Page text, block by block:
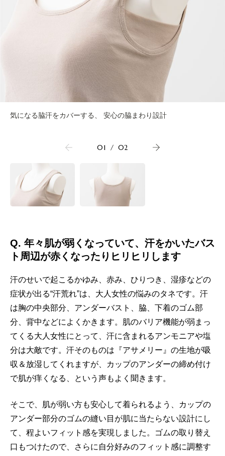
気になる脇汗をカバーする、 安心の脇まわり設計
01 / 02
Q. 年々肌が弱くなっていて、汗をかいたバス
ト周辺が赤くなったりヒリヒリします
汗のせいで起こるかゆみ、赤み、ひりつき、湿疹などの
症状が出る“汗荒れ”は、大人女性の悩みのタネです。汗
は胸の中央部分、アンダーバスト、脇、下着のゴム部
分、背中などによくかきます。肌のバリア機能が弱まっ
てくる大人女性にとって、汗に含まれるアンモニアや塩
分は大敵です。汗そのものは『アサメリー』の生地が吸
収＆放湿してくれますが、カップのアンダーの締め付け
で肌が痒くなる、という声もよく聞きます。
そこで、肌が弱い方も安心して着られるよう、カップの
アンダー部分のゴムの縫い目が肌に当たらない設計にし
て、程よいフィット感を実現しました。ゴムの取り替え
口もつけたので、さらに自分好みのフィット感に調整す